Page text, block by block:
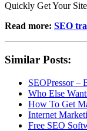
Quickly Get Your
Read more: SEO
Similar Posts:
SEOPressor –
Who Else
How To Get
Internet
Free SEO